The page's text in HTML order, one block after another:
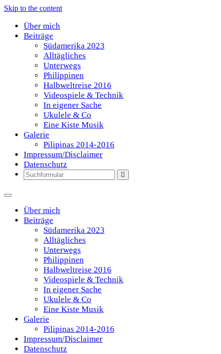
Skip to the content
Über mich
Beiträge
Südamerika 2023
Alltägliches
Unterwegs
Philippinen
Halbweltreise 2016
Videospiele & Technik
In eigener Sache
Ukulele & Co
Eine Kiste Musik
Galerie
Pilipinas 2014-2016
Impressum/Disclaimer
Datenschutz
Search
Über mich
Beiträge
Südamerika 2023
Alltägliches
Unterwegs
Philippinen
Halbweltreise 2016
Videospiele & Technik
In eigener Sache
Ukulele & Co
Eine Kiste Musik
Galerie
Pilipinas 2014-2016
Impressum/Disclaimer
Datenschutz